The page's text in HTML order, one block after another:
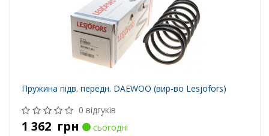
Пружина підв. передн. DAEWOO (вир-во Lesjofors)
0 відгуків
1 362 грн
сьогодні